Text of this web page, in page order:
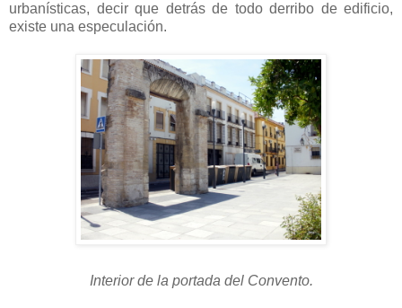
urbanísticas, decir que detrás de todo derribo de edificio,
existe una especulación.
Interior de la portada del Convento.